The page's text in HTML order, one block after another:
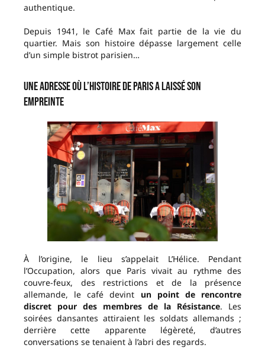
authentique.
Depuis 1941, le Café Max fait partie de la vie du
quartier. Mais son histoire dépasse largement celle
d’un simple bistrot parisien…
Une adresse où l’histoire de Paris a laissé son
empreinte
À l’origine, le lieu s’appelait L’Hélice. Pendant
l’Occupation, alors que Paris vivait au rythme des
couvre-feux, des restrictions et de la présence
allemande, le café devint un point de rencontre
discret pour des membres de la Résistance. Les
soirées dansantes attiraient les soldats allemands ;
derrière cette apparente légèreté, d’autres
conversations se tenaient à l’abri des regards.